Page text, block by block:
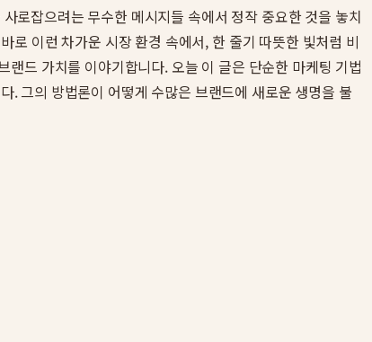
로잡으려는 무수한 메시지들 속에서 정작 중요한 것을 놓치
로 이런 차가운 시장 환경 속에서, 한 줄기 따뜻한 빛처럼 비
드 가치를 이야기합니다. 오늘 이 글은 단순한 마케팅 기법
. 그의 방법론이 어떻게 수많은 브랜드에 새로운 생명을 불